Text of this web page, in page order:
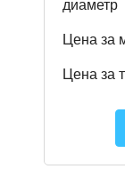
диаметр
Цена за
Цена за